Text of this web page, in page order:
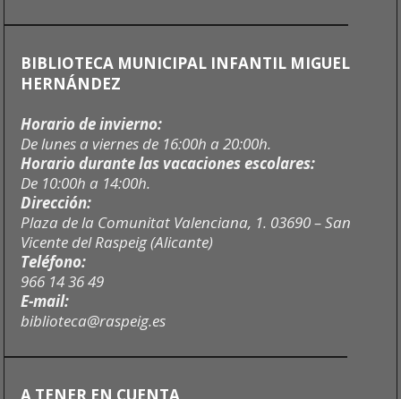
BIBLIOTECA MUNICIPAL INFANTIL MIGUEL
HERNÁNDEZ
Horario de invierno:
De lunes a viernes de 16:00h a 20:00h.
Horario durante las vacaciones escolares:
De 10:00h a 14:00h.
Dirección:
Plaza de la Comunitat Valenciana, 1. 03690 – San
Vicente del Raspeig (Alicante)
Teléfono:
966 14 36 49
E-mail:
biblioteca@raspeig.es